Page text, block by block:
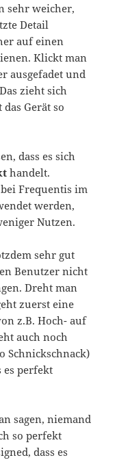
sehr weicher,
Detail
auf einen
Klickt man
ausgefadet und
zieht sich
Gerät so
dass es sich
handelt.
Frequentis im
werden,
Nutzen.
sehr gut
Benutzer nicht
Dreht man
zuerst eine
z.B. Hoch- auf
auch noch
Schnickschnack)
es perfekt
sagen, niemand
so perfekt
dass es